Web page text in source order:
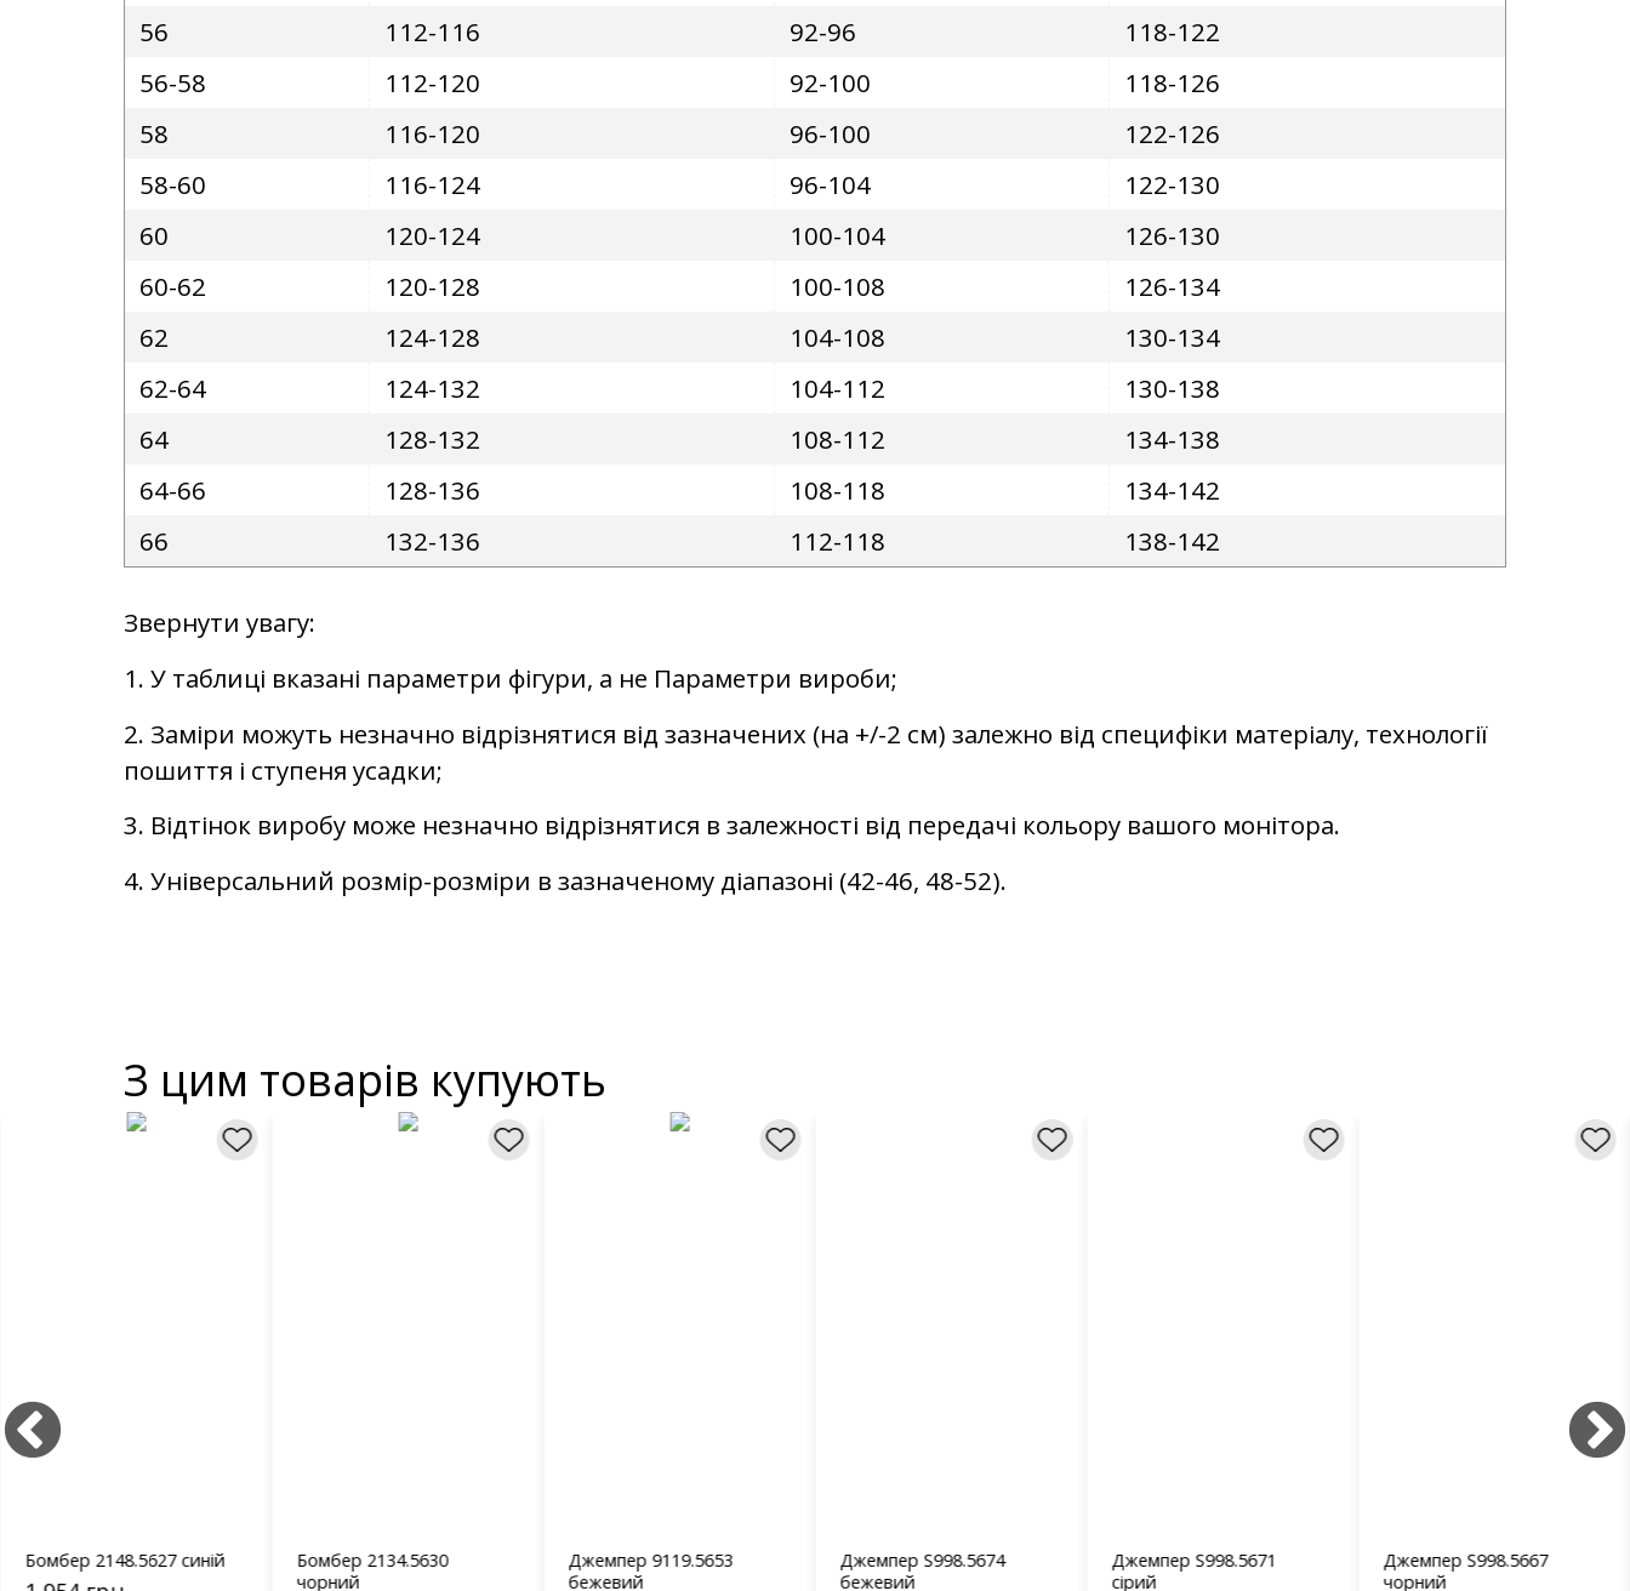
56
112-116 92-96
118-122
56-58
112-120 92-100
118-126
58
116-120 96-100
122-126
58-60
116-124 96-104
122-130
60
120-124 100-104
126-130
60-62
120-128 100-108
126-134
62
124-128 104-108
130-134
62-64
124-132 104-112
130-138
64
128-132 108-112
134-138
64-66
128-136 108-118
134-142
66
132-136 112-118 138-142
Звернути увагу:
1. У таблиці вказані параметри фігури, а не Параметри вироби;
2. Заміри можуть незначно відрізнятися від зазначених (на +/-2 см) залежно від специфіки матеріалу, технології
пошиття і ступеня усадки;
3. Відтінок виробу може незначно відрізнятися в залежності від передачі кольору вашого монітора.
4. Універсальний розмір-розміри в зазначеному діапазоні (42-46, 48-52).
З цим товарів купують
Бомбер 2148.5627 синій
Бомбер 2134.5630
чорний
Джемпер 9119.5653
бежевий
Джемпер S998.5674
бежевий
Джемпер S998.5671
сірий
Джемпер S998.5667
чорний